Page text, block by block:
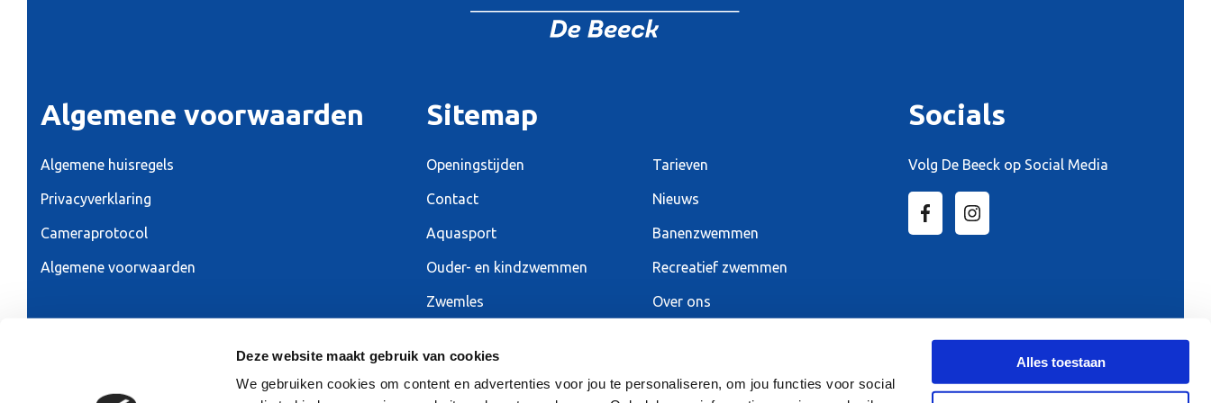
Deze website maakt gebruik van cookies
We gebruiken cookies om content en advertenties voor jou te personaliseren, om jou functies voor social
Alles toestaan
Algemene voorwaarden
Algemene huisregels
Privacyverklaring
Cameraprotocol
Algemene voorwaarden
Sitemap
Openingstijden Tarieven
Contact Nieuws
Aquasport Banenzwemmen
Ouder- en kindzwemmen Recreatief zwemmen
Zwemles Over ons
Socials
Volg De Beeck op Social Media
RAADHUIS.com